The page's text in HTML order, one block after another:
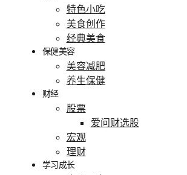
特色小吃
美食创作
经典美食
保健美容
美容减肥
养生保健
财经
股票
爱问财选股
宏观
理财
学习成长